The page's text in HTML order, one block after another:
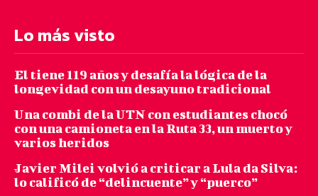
Lo más visto
El tiene 119 años y desafía la lógica de la
longevidad con un desayuno tradicional
Una combi de la UTN con estudiantes chocó
con una camioneta en la Ruta 33, un muerto y
varios heridos
Javier Milei volvió a criticar a Lula da Silva:
lo calificó de “delincuente” y “puerco”